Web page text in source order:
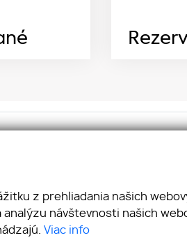
Instagram
LinkedIn
z prehliadania našich
analýzu návštevnosti našich
Viac info